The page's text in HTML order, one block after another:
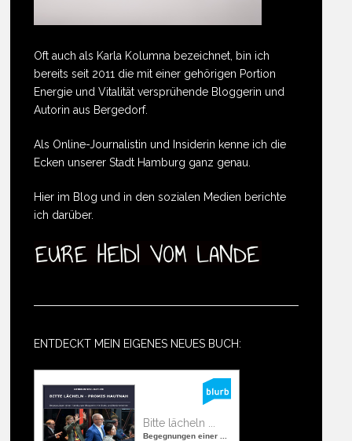
Oft auch als Karla Kolumna bezeichnet, bin ich
bereits seit 2011 die mit einer gehörigen Portion
Energie und Vitalität versprühende Bloggerin und
Autorin aus Bergedorf.
Als Online-Journalistin und Insiderin kenne ich die
Ecken unserer Stadt Hamburg ganz genau.
Hier im Blog und in den sozialen Medien berichte
ich darüber.
ENTDECKT MEIN EIGENES NEUES BUCH:
Bitte lächeln ...
Begegnungen einer ...